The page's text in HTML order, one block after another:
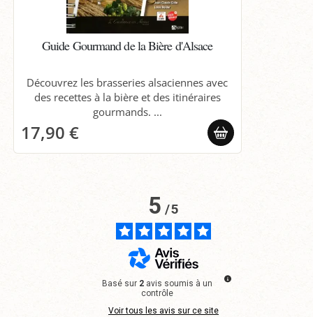
Guide Gourmand de la Bière d'Alsace
Découvrez les brasseries alsaciennes avec
des recettes à la bière et des itinéraires
gourmands. ...
17,90 €
5/5
Basé sur 2 avis soumis à un
contrôle
Voir tous les avis sur ce site